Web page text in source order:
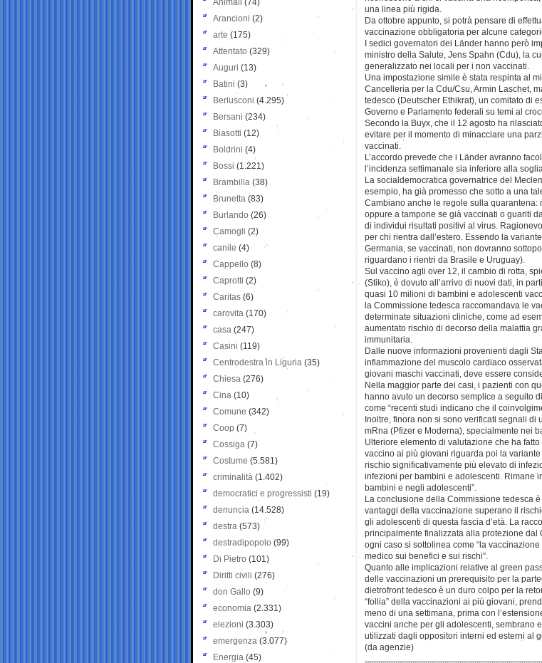
una linea più rigida.
Da ottobre appunto, si potrà pensare di
vaccinazione obbligatoria per alcune
I sedici governatori dei Länder hanno però
ministro della Salute, Jens Spahn (Cdu), la
generalizzato nei locali per i non vaccinati.
Una impostazione simile è stata respinta al
Cancelleria per la Cdu/Csu, Armin Laschet,
tedesco (Deutscher Ethikrat), un comitato di
Governo e Parlamento federali su temi al
Secondo la Buyx, che il 12 agosto ha
evitare per il momento di minacciare una
vaccinati.
L’accordo prevede che i Länder avranno
l’incidenza settimanale sia inferiore alla
La socialdemocratica governatrice del
esempio, ha già promesso che sotto a una
Cambiano anche le regole sulla
oppure a tampone se già vaccinati o guariti
di individui risultati positivi al virus.
per chi rientra dall’estero. Essendo la
Germania, se vaccinati, non dovranno
riguardano i rientri da Brasile e Uruguay).
Sul vaccino agli over 12, il cambio di rotta,
(Stiko), è dovuto all’arrivo di nuovi dati, in
quasi 10 milioni di bambini e adolescenti
la Commissione tedesca raccomandava le
determinate situazioni cliniche, come ad
aumentato rischio di decorso della malattia
immunitaria.
Dalle nuove informazioni provenienti dagli
infiammazione del muscolo cardiaco
giovani maschi vaccinati, deve essere
Nella maggior parte dei casi, i pazienti con
hanno avuto un decorso semplice a seguito
come “recenti studi indicano che il
Inoltre, finora non si sono verificati segnali
mRna (Pfizer e Moderna), specialmente nei
Ulteriore elemento di valutazione che ha
vaccino ai più giovani riguarda poi la
rischio significativamente più elevato di
infezioni per bambini e adolescenti. Rimane
bambini e negli adolescenti”.
La conclusione della Commissione tedesca
vantaggi della vaccinazione superano il
gli adolescenti di questa fascia d’età. La
principalmente finalizzata alla protezione
ogni caso si sottolinea come “la
medico sui benefici e sui rischi”.
Quanto alle implicazioni relative al green
delle vaccinazioni un prerequisito per la
dietrofront tedesco è un duro colpo per la
“follia” della vaccinazioni ai più giovani,
meno di una settimana, prima con
vaccini anche per gli adolescenti, sembrano
utilizzati dagli oppositori interni ed esterni al
(da agenzie)
Animali (74)
Arancioni (2)
arte (175)
Attentato (329)
Auguri (13)
Batini (3)
Berlusconi (4.295)
Bersani (234)
Biasotti (12)
Boldrini (4)
Bossi (1.221)
Brambilla (38)
Brunetta (83)
Burlando (26)
Camogli (2)
canile (4)
Cappello (8)
Caprotti (2)
Caritas (6)
carovita (170)
casa (247)
Casini (119)
Centrodestra in Liguria (35)
Chiesa (276)
Cina (10)
Comune (342)
Coop (7)
Cossiga (7)
Costume (5.581)
criminalità (1.402)
democratici e progressisti (19)
denuncia (14.528)
destra (573)
destradipopolo (99)
Di Pietro (101)
Diritti civili (276)
don Gallo (9)
economia (2.331)
elezioni (3.303)
emergenza (3.077)
Energia (45)